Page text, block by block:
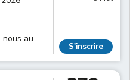
nous au
S'inscrire